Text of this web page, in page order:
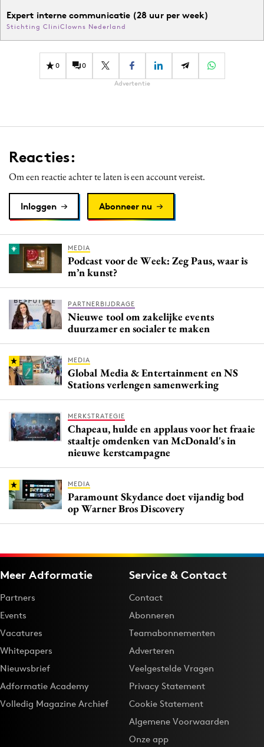
Expert interne communicatie (28 uur per week)
Stichting CliniClowns Nederland
0 0
Advertentie
Reacties:
Om een reactie achter te laten is een account vereist.
Inloggen Abonneer nu
MEDIA
Podcast voor de Week: Zeg Paus, waar is
m’n kunst?
PARTNERBIJDRAGE
Nieuwe tool om zakelijke events
duurzamer en socialer te maken
MEDIA
Global Media & Entertainment en NS
Stations verlengen samenwerking
MERKSTRATEGIE
Chapeau, hulde en applaus voor het fraaie
staaltje omdenken van McDonald's in
nieuwe kerstcampagne
MEDIA
Paramount Skydance doet vijandig bod
op Warner Bros Discovery
Meer Adformatie
Partners
Events
Vacatures
Whitepapers
Nieuwsbrief
Adformatie Academy
Volledig Magazine Archief
Service & Contact
Contact
Abonneren
Teamabonnementen
Adverteren
Veelgestelde Vragen
Privacy Statement
Cookie Statement
Algemene Voorwaarden
Onze app